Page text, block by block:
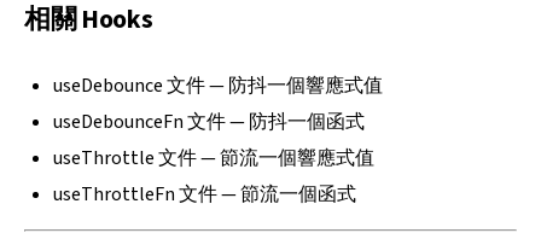
相關 Hooks
useDebounce 文件— 防抖一個響應式值
useDebounceFn 文件— 防抖一個函式
useThrottle 文件— 節流一個響應式值
useThrottleFn 文件— 節流一個函式